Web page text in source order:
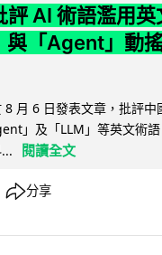
評 AI 術語濫用
與「Agent」動
8 月 6 日發表文章，批評中
」及「LLM」等英文術
閱讀全文
分享